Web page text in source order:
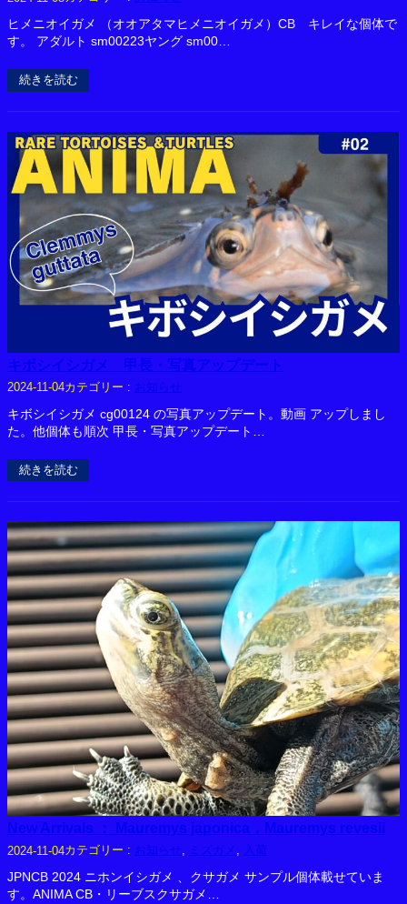
ヒメニオイガメ （オオアタマヒメニオイガメ）CB キレイな個体で
す。 アダルト sm00223ヤング sm00…
続きを読む
キボシイシガメ 甲長・写真アップデート
2024-11-04カテゴリー : お知らせ
キボシイシガメ cg00124 の写真アップデート。動画 アップしまし
た。他個体も順次 甲長・写真アップデート…
続きを読む
New Arrivals ： Mauremys japonica，Mauremys revesii
2024-11-04カテゴリー : お知らせ, ミズガメ , 入荷
JPNCB 2024 ニホンイシガメ 、クサガメ サンプル個体載せていま
す。ANIMA CB・リーブスクサガメ…